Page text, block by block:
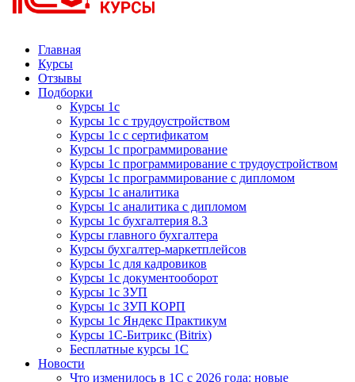
Курсы 1С
Курсы 1С официальная сертификация
Главная
Курсы
Отзывы
Подборки
Курсы 1с
Курсы 1с с трудоустройством
Курсы 1с с сертификатом
Курсы 1с программирование
Курсы 1с программирование с трудоустройством
Курсы 1с программирование с дипломом
Курсы 1с аналитика
Курсы 1с аналитика с дипломом
Курсы 1с бухгалтерия 8.3
Курсы главного бухгалтера
Курсы бухгалтер-маркетплейсов
Курсы 1с для кадровиков
Курсы 1с документооборот
Курсы 1с ЗУП
Курсы 1с ЗУП КОРП
Курсы 1с Яндекс Практикум
Курсы 1С-Битрикс (Bitrix)
Бесплатные курсы 1С
Новости
Что изменилось в 1С с 2026 года: новые